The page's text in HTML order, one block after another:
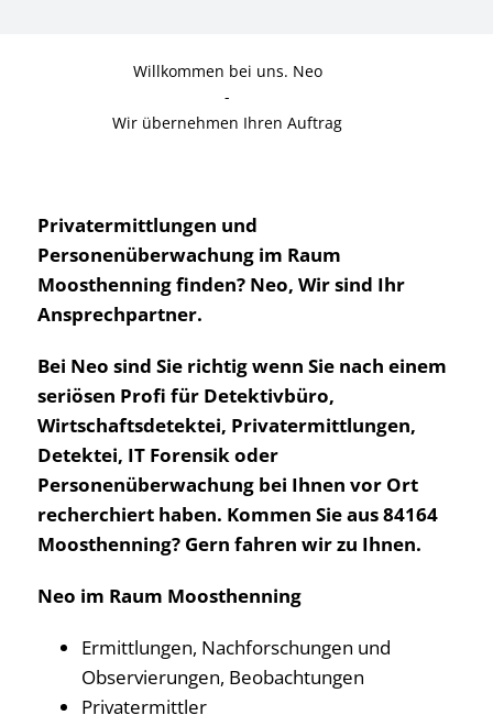
Willkommen bei uns. Neo
-
Wir übernehmen Ihren Auftrag
Privatermittlungen und
Personenüberwachung im Raum
Moosthenning finden? Neo, Wir sind Ihr
Ansprechpartner.
Bei Neo sind Sie richtig wenn Sie nach einem
seriösen Profi für Detektivbüro,
Wirtschaftsdetektei, Privatermittlungen,
Detektei, IT Forensik oder
Personenüberwachung bei Ihnen vor Ort
recherchiert haben. Kommen Sie aus 84164
Moosthenning? Gern fahren wir zu Ihnen.
Neo im Raum Moosthenning
Ermittlungen, Nachforschungen und
Observierungen, Beobachtungen
Privatermittler